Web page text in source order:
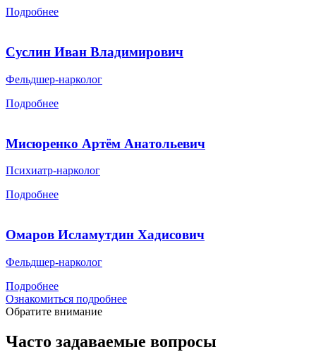
Подробнее
Суслин Иван Владимирович
Фельдшер-нарколог
Подробнее
Мисюренко Артём Анатольевич
Психиатр-нарколог
Подробнее
Омаров Исламутдин Хадисович
Фельдшер-нарколог
Подробнее
Ознакомиться подробнее
Обратите внимание
Часто задаваемые вопросы